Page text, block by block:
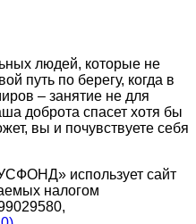
людей, которые не
путь по берегу, когда в
– занятие не для
доброта спасет хотя бы
вы и почувствуете себя
использует сайт
налогом